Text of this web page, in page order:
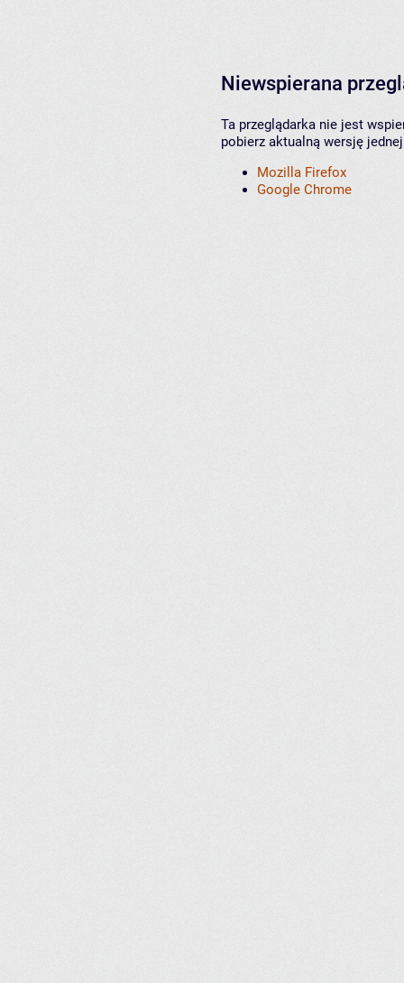
Niewspierana
Ta przeglądarka nie jest
pobierz aktualną wersję
Mozilla Firefox
Google Chrome